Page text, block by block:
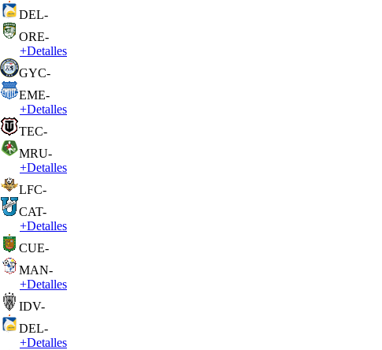
DEL-
ORE-
+Detalles
GYC-
EME-
+Detalles
TEC-
MRU-
+Detalles
LFC-
CAT-
+Detalles
CUE-
MAN-
+Detalles
IDV-
DEL-
+Detalles